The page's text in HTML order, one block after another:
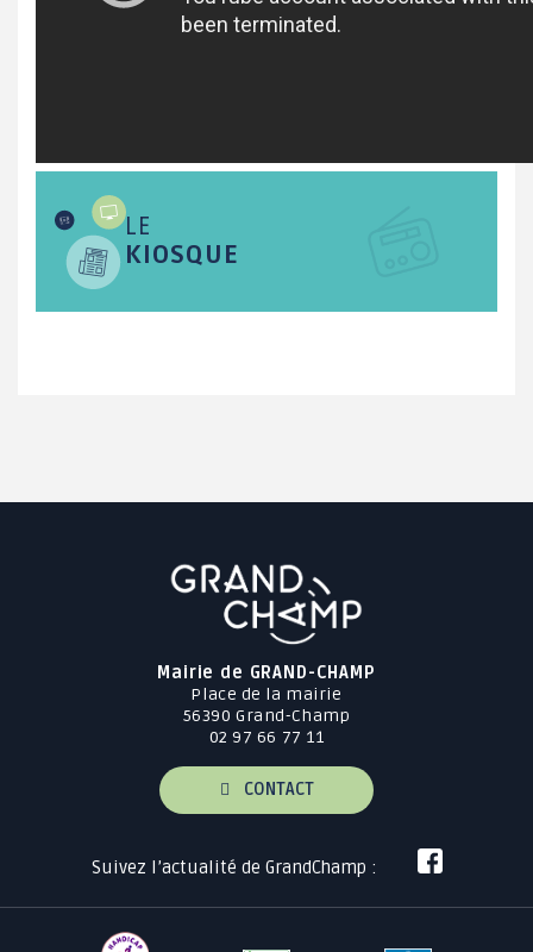
LE
KIOSQUE
Mairie de GRAND-CHAMP
Place de la mairie
56390 Grand-Champ
02 97 66 77 11
CONTACT
Suivez l’actualité de GrandChamp :